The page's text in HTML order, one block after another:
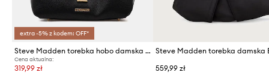
extra -5% z kodem: OFF*
Steve Madden torebka hobo damska z imitacji skóry Bovie
Cena aktualna:
319,99 zł 559,99 zł